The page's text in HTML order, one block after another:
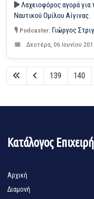
Λαχειοφόρος αγορά για
Ναυτικού Ομίλου Αίγινας.
Γιώργος
Δευτέρα, 06 Ιουνίου
139 140
Κατάλογος
Αρχική
Διαμονή